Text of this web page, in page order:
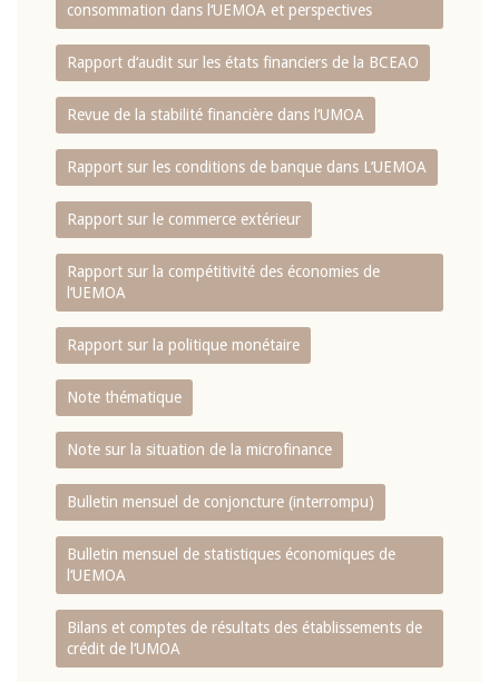
consommation dans l‘UEMOA et perspectives
Rapport d‘audit sur les états financiers de la BCEAO
Revue de la stabilité financière dans l‘UMOA
Rapport sur les conditions de banque dans L‘UEMOA
Rapport sur le commerce extérieur
Rapport sur la compétitivité des économies de
l‘UEMOA
Rapport sur la politique monétaire
Note thématique
Note sur la situation de la microfinance
Bulletin mensuel de conjoncture (interrompu)
Bulletin mensuel de statistiques économiques de
l‘UEMOA
Bilans et comptes de résultats des établissements de
crédit de l‘UMOA